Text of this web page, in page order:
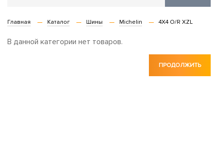
Главная Каталог Шины Michelin 4X4 O/R XZL
В данной категории нет товаров.
ПРОДОЛЖИТЬ